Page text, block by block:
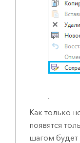
.
Как только
появятся
шагом будет